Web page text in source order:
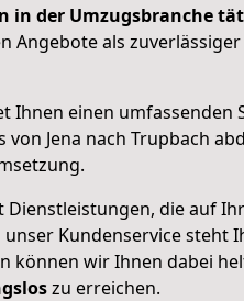
in der Umzugsbranche
Angebote als zuverlässiger
Ihnen einen umfassenden
von Jena nach Trupbach
Dienstleistungen, die auf
Kundenservice steht
können wir Ihnen dabei
zu erreichen.